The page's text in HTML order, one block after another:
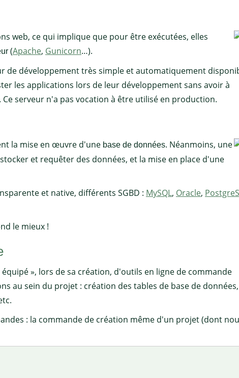
web, ce qui implique que pour être exécutées, elles
(Apache, Gunicorn…).
de développement très simple et automatiquement
les applications lors de leur développement sans avoir à
serveur n'a pas vocation à être utilisé en production.
la mise en œuvre d'une base de données. Néanmoins, une
et requêter des données, et la mise en place d'une
et native, différents SGBD : MySQL, Oracle,
le mieux !
», lors de sa création, d'outils en ligne de commande
au sein du projet : création des tables de base de données,
: la commande de création même d'un projet (dont